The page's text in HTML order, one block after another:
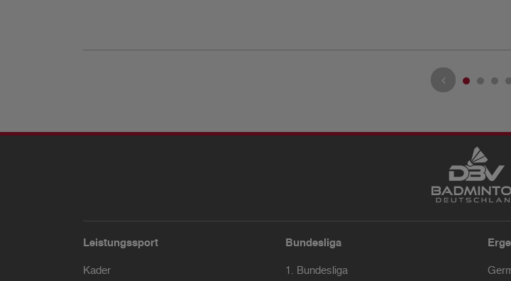
Leistungssport
Kader
Bundesliga
1. Bundesliga